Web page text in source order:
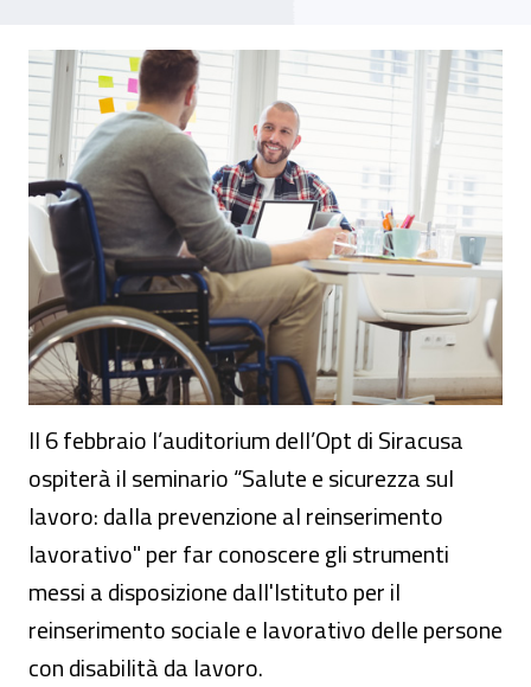
Seminario - "Salute e sicurezza sul
Il 6 febbraio l’auditorium dell’Opt di Siracusa
ospiterà il seminario “Salute e sicurezza sul
lavoro: dalla prevenzione al reinserimento
lavorativo" per far conoscere gli strumenti
messi a disposizione dall'Istituto per il
reinserimento sociale e lavorativo delle persone
con disabilità da lavoro.